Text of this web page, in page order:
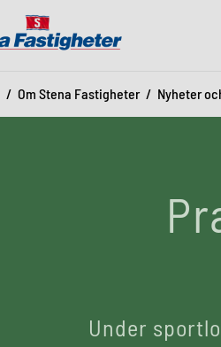
Om Stena Fastigheter Nyheter
Under